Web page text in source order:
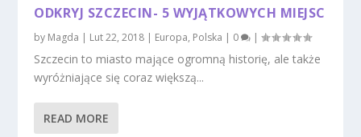
ODKRYJ SZCZECIN- 5 WYJĄTKOWYCH MIEJSC
by Magda | Lut 22, 2018 | Europa, Polska | 0 |
Szczecin to miasto mające ogromną historię, ale także
wyróżniające się coraz większą...
READ MORE